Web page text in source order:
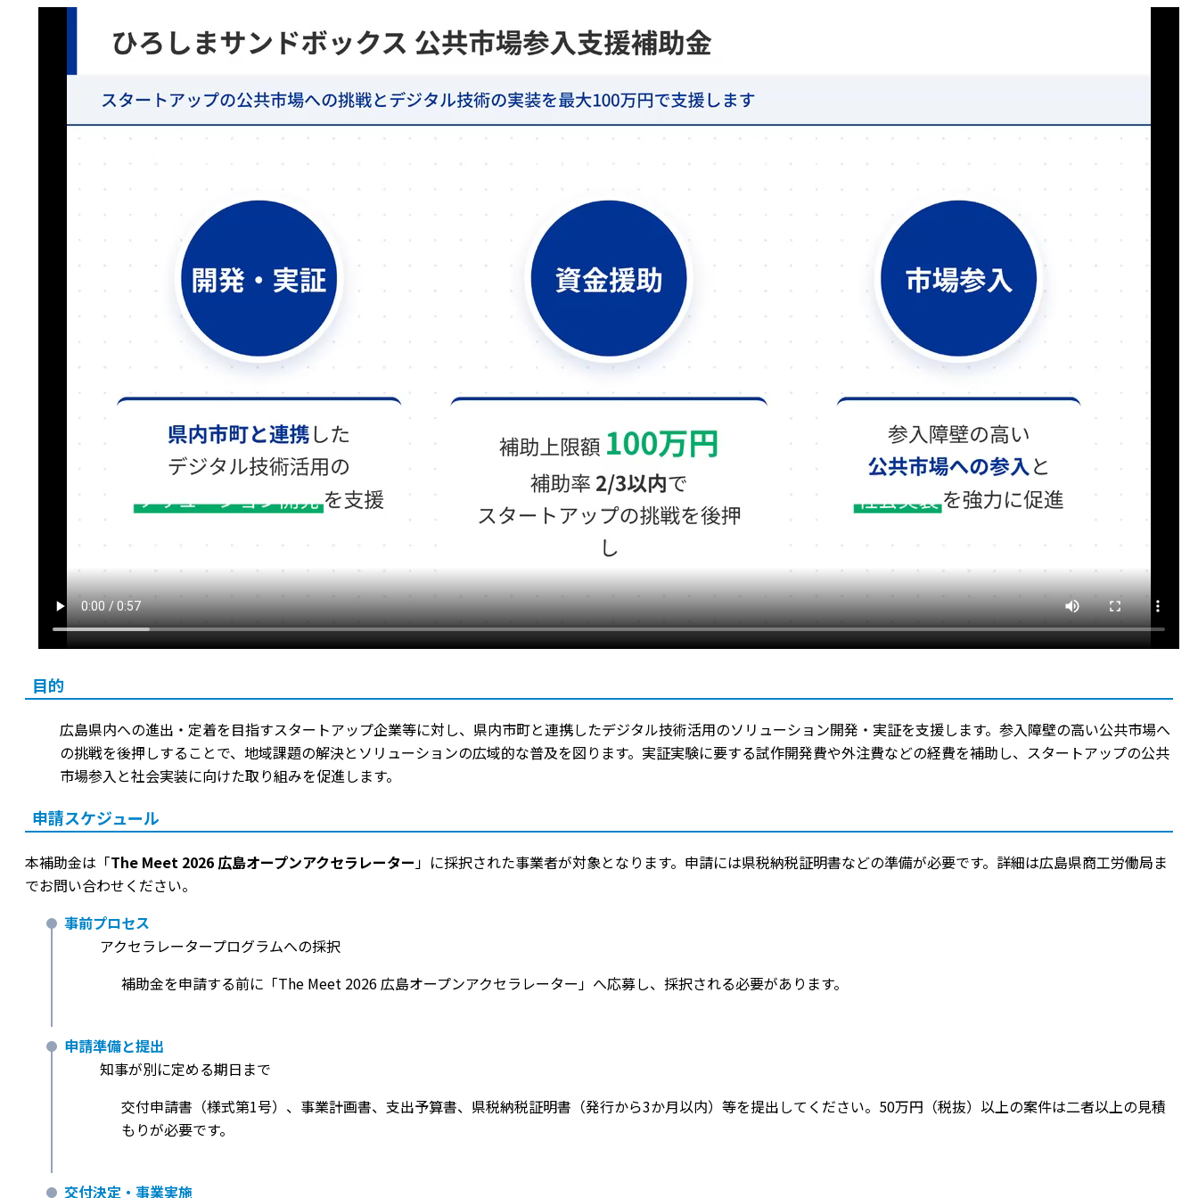
目的
広島県内への進出・定着を目指すスタートアップ企業等に対し、県内市町と連携したデジタル技術活用のソリューション開発・実証を支援します。参入障壁の高い公共市場へ
の挑戦を後押しすることで、地域課題の解決とソリューションの広域的な普及を図ります。実証実験に要する試作開発費や外注費などの経費を補助し、スタートアップの公共
市場参入と社会実装に向けた取り組みを促進します。
申請スケジュール
本補助金は「The Meet 2026 広島オープンアクセラレーター」に採択された事業者が対象となります。申請には県税納税証明書などの準備が必要です。詳細は広島県商工労働局ま
でお問い合わせください。
事前プロセス
アクセラレータープログラムへの採択
補助金を申請する前に「The Meet 2026 広島オープンアクセラレーター」へ応募し、採択される必要があります。
申請準備と提出
知事が別に定める期日まで
交付申請書（様式第1号）、事業計画書、支出予算書、県税納税証明書（発行から3か月以内）等を提出してください。50万円（税抜）以上の案件は二者以上の見積
もりが必要です。
交付決定・事業実施